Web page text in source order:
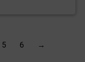
5 6 →